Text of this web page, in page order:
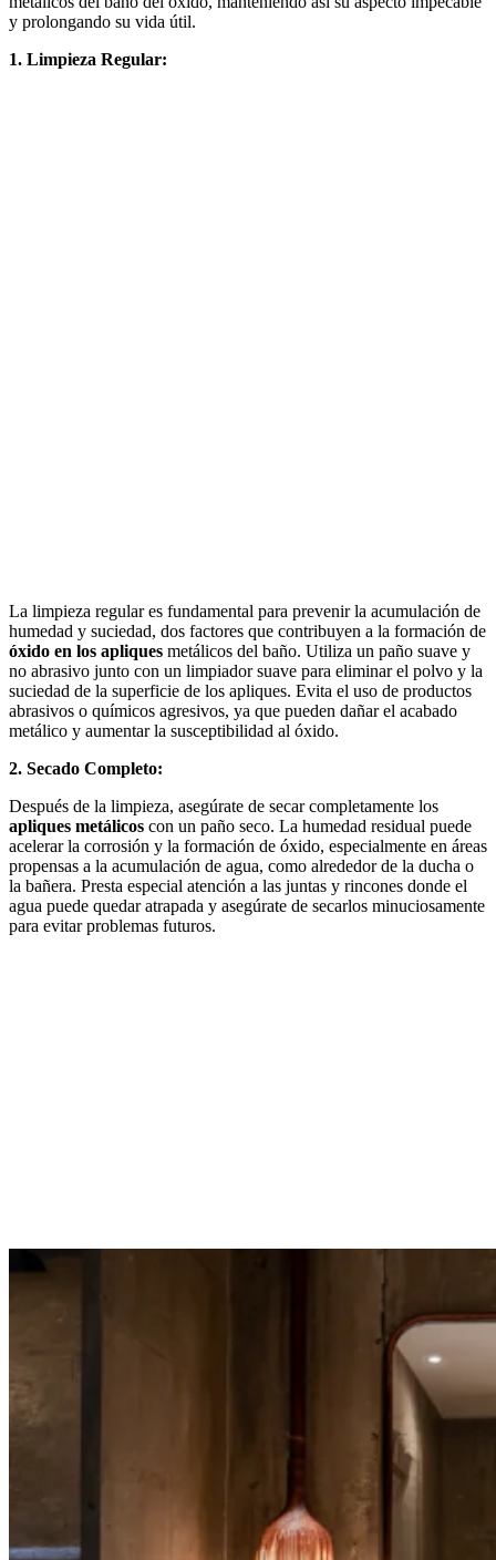
y prolongando su vida útil.
1. Limpieza Regular:
La limpieza regular es fundamental para prevenir la acumulación de
humedad y suciedad, dos factores que contribuyen a la formación de
óxido en los apliques metálicos del baño. Utiliza un paño suave y
no abrasivo junto con un limpiador suave para eliminar el polvo y la
suciedad de la superficie de los apliques. Evita el uso de productos
abrasivos o químicos agresivos, ya que pueden dañar el acabado
metálico y aumentar la susceptibilidad al óxido.
2. Secado Completo:
Después de la limpieza, asegúrate de secar completamente los
apliques metálicos con un paño seco. La humedad residual puede
acelerar la corrosión y la formación de óxido, especialmente en áreas
propensas a la acumulación de agua, como alrededor de la ducha o
la bañera. Presta especial atención a las juntas y rincones donde el
agua puede quedar atrapada y asegúrate de secarlos minuciosamente
para evitar problemas futuros.